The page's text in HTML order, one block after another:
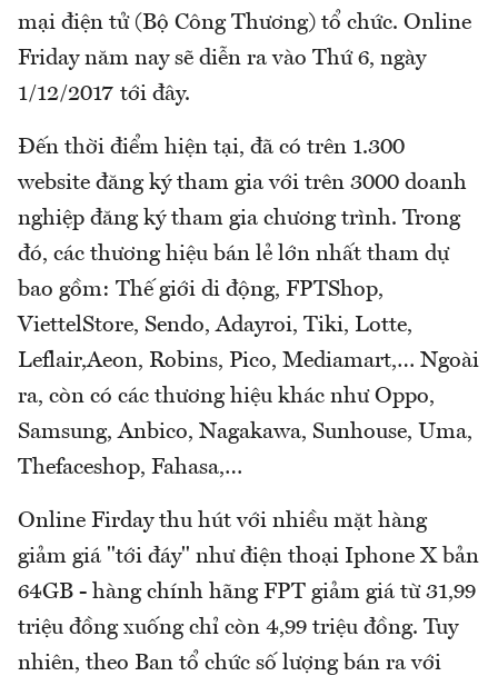
mại điện tử (Bộ Công Thương) tổ chức. Online
Friday năm nay sẽ diễn ra vào Thứ 6, ngày
1/12/2017 tới đây.
Đến thời điểm hiện tại, đã có trên 1.300
website đăng ký tham gia với trên 3000 doanh
nghiệp đăng ký tham gia chương trình. Trong
đó, các thương hiệu bán lẻ lớn nhất tham dự
bao gồm: Thế giới di động, FPTShop,
ViettelStore, Sendo, Adayroi, Tiki, Lotte,
Leflair,Aeon, Robins, Pico, Mediamart,… Ngoài
ra, còn có các thương hiệu khác như Oppo,
Samsung, Anbico, Nagakawa, Sunhouse, Uma,
Thefaceshop, Fahasa,…
Online Firday thu hút với nhiều mặt hàng
giảm giá "tới đáy" như điện thoại Iphone X bản
64GB - hàng chính hãng FPT giảm giá từ 31,99
triệu đồng xuống chỉ còn 4,99 triệu đồng. Tuy
nhiên, theo Ban tổ chức số lượng bán ra với